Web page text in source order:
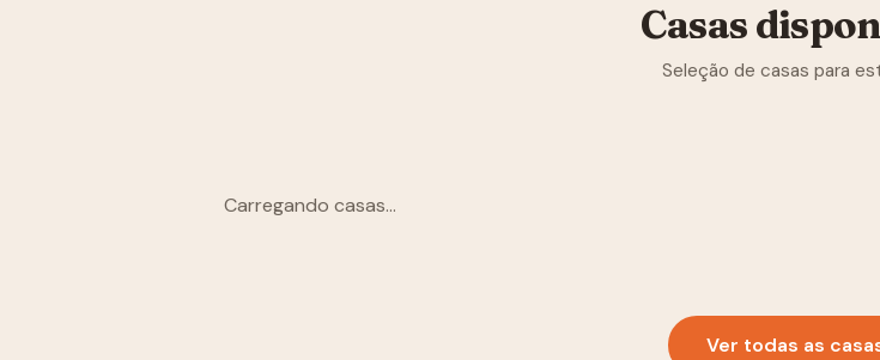
Casas
Seleção de casas para
Carregando casas...
Ver todas as